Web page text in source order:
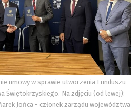
umowy w sprawie utworzenia Funduszu
Świętokrzyskiego. Na zdjęciu (od lewej):
Jońca - członek zarządu województwa